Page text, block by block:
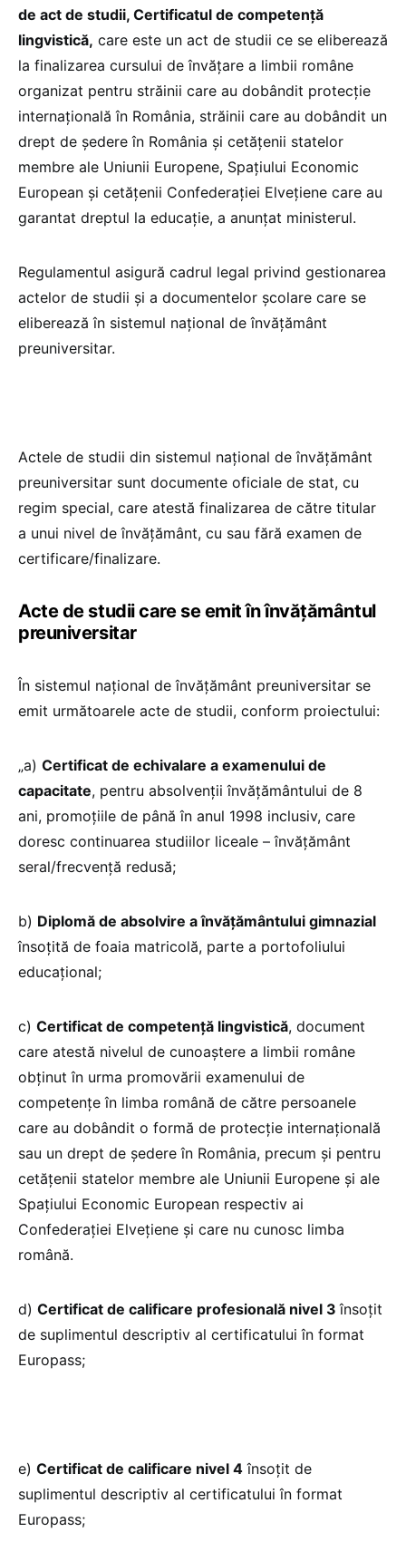
de act de studii, Certificatul de competență
lingvistică, care este un act de studii ce se eliberează
la finalizarea cursului de învățare a limbii române
organizat pentru străinii care au dobândit protecție
internațională în România, străinii care au dobândit un
drept de ședere în România și cetățenii statelor
membre ale Uniunii Europene, Spațiului Economic
European și cetățenii Confederației Elvețiene care au
garantat dreptul la educație, a anunțat ministerul.
Regulamentul asigură cadrul legal privind gestionarea
actelor de studii şi a documentelor școlare care se
eliberează în sistemul naţional de învăţământ
preuniversitar.
Actele de studii din sistemul naţional de învăţământ
preuniversitar sunt documente oficiale de stat, cu
regim special, care atestă finalizarea de către titular
a unui nivel de învăţământ, cu sau fără examen de
certificare/finalizare.
Acte de studii care se emit în învăţământul
preuniversitar
În sistemul naţional de învăţământ preuniversitar se
emit următoarele acte de studii, conform proiectului:
„a) Certificat de echivalare a examenului de
capacitate, pentru absolvenţii învăţământului de 8
ani, promoţiile de până în anul 1998 inclusiv, care
doresc continuarea studiilor liceale – învăţământ
seral/frecvenţă redusă;
b) Diplomă de absolvire a învăţământului gimnazial
însoţită de foaia matricolă, parte a portofoliului
educaţional;
c) Certificat de competență lingvistică, document
care atestă nivelul de cunoaştere a limbii române
obținut în urma promovării examenului de
competențe în limba română de către persoanele
care au dobândit o formă de protecție internațională
sau un drept de ședere în România, precum și pentru
cetățenii statelor membre ale Uniunii Europene și ale
Spațiului Economic European respectiv ai
Confederației Elvețiene și care nu cunosc limba
română.
d) Certificat de calificare profesională nivel 3însoţit
de suplimentul descriptiv al certificatului în format
Europass;
e) Certificat de calificare nivel 4 însoţit de
suplimentul descriptiv al certificatului în format
Europass;